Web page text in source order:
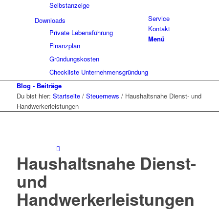
Selbstanzeige
Service
Downloads
Private Lebensführung
Finanzplan
Gründungskosten
Checkliste Unternehmensgründung
Kontakt
Menü
Blog - Beiträge
Du bist hier: Startseite / Steuernews / Haushaltsnahe Dienst- und
Handwerkerleistungen
Haushaltsnahe Dienst-
und
Handwerkerleistungen